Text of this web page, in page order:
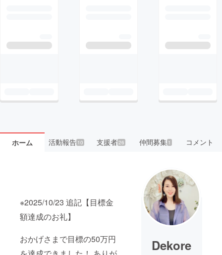
ホーム 活動報告10 支援者 26 仲間募集 1 コメント
※2025/10/23 追記【目標金
額達成のお礼】
おかげさまで目標の50万円
Dekore